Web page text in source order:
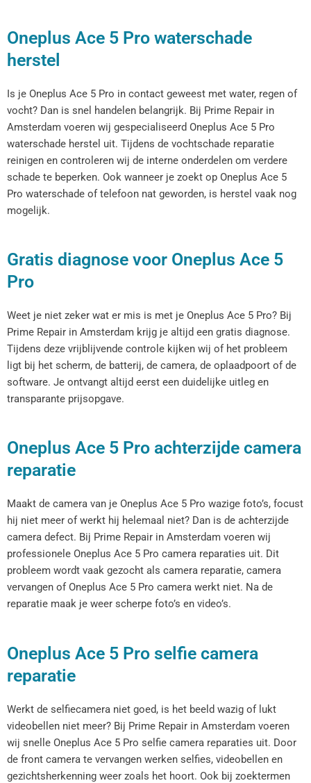
Oneplus Ace 5 Pro waterschade
herstel
Is je Oneplus Ace 5 Pro in contact geweest met water, regen of
vocht? Dan is snel handelen belangrijk. Bij Prime Repair in
Amsterdam voeren wij gespecialiseerd Oneplus Ace 5 Pro
waterschade herstel uit. Tijdens de vochtschade reparatie
reinigen en controleren wij de interne onderdelen om verdere
schade te beperken. Ook wanneer je zoekt op Oneplus Ace 5
Pro waterschade of telefoon nat geworden, is herstel vaak nog
mogelijk.
Gratis diagnose voor Oneplus Ace 5
Pro
Weet je niet zeker wat er mis is met je Oneplus Ace 5 Pro? Bij
Prime Repair in Amsterdam krijg je altijd een gratis diagnose.
Tijdens deze vrijblijvende controle kijken wij of het probleem
ligt bij het scherm, de batterij, de camera, de oplaadpoort of de
software. Je ontvangt altijd eerst een duidelijke uitleg en
transparante prijsopgave.
Oneplus Ace 5 Pro achterzijde camera
reparatie
Maakt de camera van je Oneplus Ace 5 Pro wazige foto’s, focust
hij niet meer of werkt hij helemaal niet? Dan is de achterzijde
camera defect. Bij Prime Repair in Amsterdam voeren wij
professionele Oneplus Ace 5 Pro camera reparaties uit. Dit
probleem wordt vaak gezocht als camera reparatie, camera
vervangen of Oneplus Ace 5 Pro camera werkt niet. Na de
reparatie maak je weer scherpe foto’s en video’s.
Oneplus Ace 5 Pro selfie camera
reparatie
Werkt de selfiecamera niet goed, is het beeld wazig of lukt
videobellen niet meer? Bij Prime Repair in Amsterdam voeren
wij snelle Oneplus Ace 5 Pro selfie camera reparaties uit. Door
de front camera te vervangen werken selfies, videobellen en
gezichtsherkenning weer zoals het hoort. Ook bij zoektermen